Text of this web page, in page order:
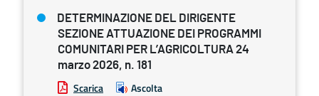
DETERMINAZIONE DEL DIRIGENTE
SEZIONE ATTUAZIONE DEI PROGRAMMI
COMUNITARI PER L’AGRICOLTURA 24
marzo 2026, n. 181
Scarica Ascolta